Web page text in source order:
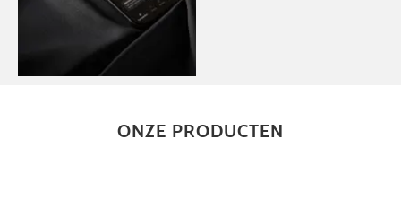
ONZE PRODUCTEN